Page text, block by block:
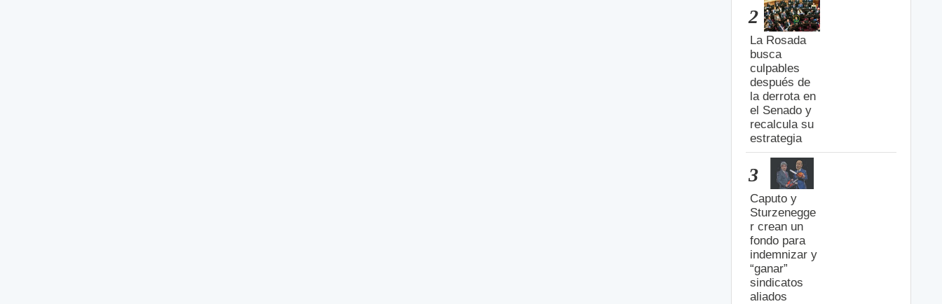
2
La Rosada
busca
culpables
después de
la derrota en
el Senado y
recalcula su
estrategia
3
Caputo y
Sturzenegge
r crean un
fondo para
indemnizar y
“ganar”
sindicatos
aliados